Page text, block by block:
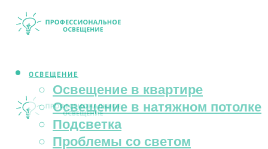
ОСВЕЩЕНИЕ
Освещение в квартире
Освещение в натяжном потолке
Подсветка
Проблемы со светом